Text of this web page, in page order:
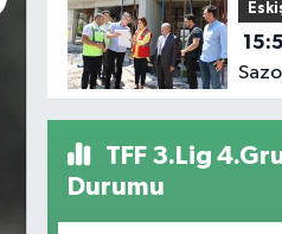
TFF 3.Lig
Durumu